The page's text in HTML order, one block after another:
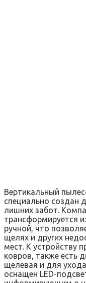
Вертикальный
специально создан
лишних забот.
трансформируется
ручной, что
щелях и других
мест. К устройству
ковров, также есть
щелевая и для
оснащен LED-